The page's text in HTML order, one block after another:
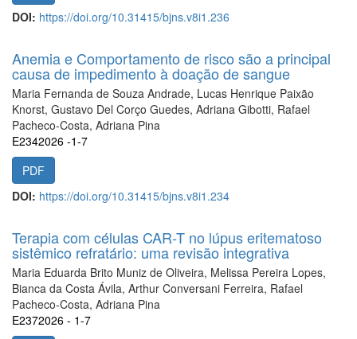
DOI: https://doi.org/10.31415/bjns.v8i1.236
Anemia e Comportamento de risco são a principal
causa de impedimento à doação de sangue
Maria Fernanda de Souza Andrade, Lucas Henrique Paixão
Knorst, Gustavo Del Corço Guedes, Adriana Gibotti, Rafael
Pacheco-Costa, Adriana Pina
E2342026 -1-7
PDF
DOI: https://doi.org/10.31415/bjns.v8i1.234
Terapia com células CAR-T no lúpus eritematoso
sistêmico refratário: uma revisão integrativa
Maria Eduarda Brito Muniz de Oliveira, Melissa Pereira Lopes,
Bianca da Costa Ávila, Arthur Conversani Ferreira, Rafael
Pacheco-Costa, Adriana Pina
E2372026 - 1-7